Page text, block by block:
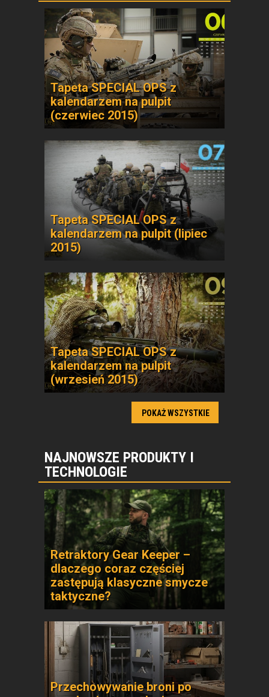
Tapeta SPECIAL OPS z
kalendarzem na pulpit
(czerwiec 2015)
Tapeta SPECIAL OPS z
kalendarzem na pulpit (lipiec
2015)
Tapeta SPECIAL OPS z
kalendarzem na pulpit
(wrzesień 2015)
POKAŻ WSZYSTKIE
NAJNOWSZE PRODUKTY I
TECHNOLOGIE
Retraktory Gear Keeper –
dlaczego coraz częściej
zastępują klasyczne smycze
taktyczne?
Przechowywanie broni po